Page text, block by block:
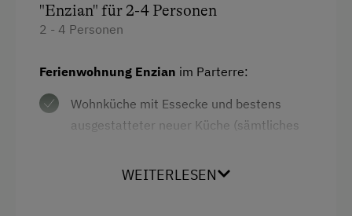
Mithilfe am Hof
"Enzian" für 2-4 Personen
2 - 4 Personen
Ferienwohnung Enzian im Parterre:
Wohnküche mit Essecke und bestens
ausgestatteter neuer Küche (sämtliches
Geschirrspüler, Kühl- und
WEITERLESEN